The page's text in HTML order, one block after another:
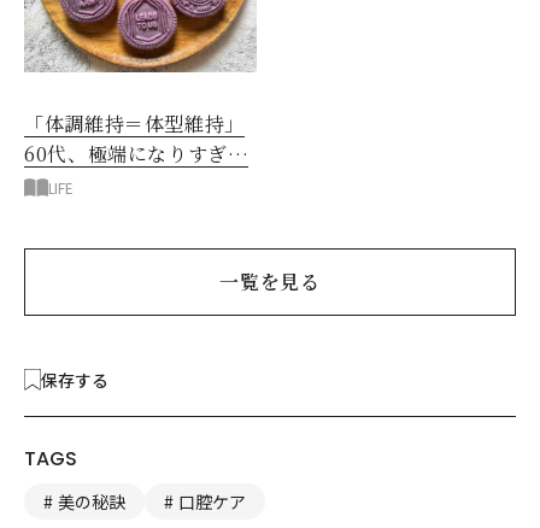
「体調維持＝体型維持」
60代、極端になりすぎな
い食べ方を模索中です
LIFE
一覧を見る
保存する
TAGS
美の秘訣 口腔ケア